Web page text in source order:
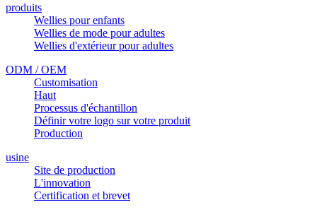
produits
Wellies pour enfants
Wellies de mode pour adultes
Wellies d'extérieur pour adultes
ODM / OEM
Customisation
Haut
Processus d'échantillon
Définir votre logo sur votre produit
Production
usine
Site de production
L'innovation
Certification et brevet